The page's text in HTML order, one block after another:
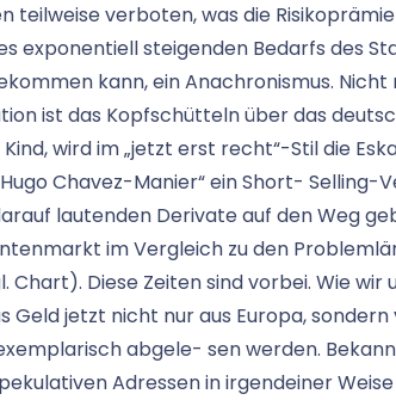
teilweise verboten, was die
exponentiell steigenden Bedarfs des
kann, ein Anachronismus.
ist das Kopfschütteln über das
wird im „jetzt erst recht“-Stil die
Chavez-Manier“ ein Short-
lautenden Derivate auf den Weg
im Vergleich zu den
Chart). Diese Zeiten sind vorbei. Wie
Geld jetzt nicht nur aus Europa,
abgele- sen werden.
Adressen in irgendeiner